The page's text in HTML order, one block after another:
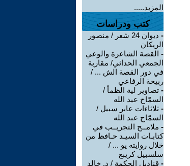
المزيد.....
كتب ودراسات
-
ديوان 24 شعر / منصور
الريكان
- القصة الشاعرة والوعي
الجمعي الحداثي/ مقاربة
في دور القصة الش ... /
ربيحة الرفاعي
- تصاوير لية الظمأ /
السمّاح عبد الله
- ثلاثاءات عابر سبيل /
السمّاح عبد الله
- ملامــح التجريــب في
كتابـات السيـد حـافظ من
خلال روايته يو ... /
سلسبيل كريبع
- قناديل الحكمة / د. خالد